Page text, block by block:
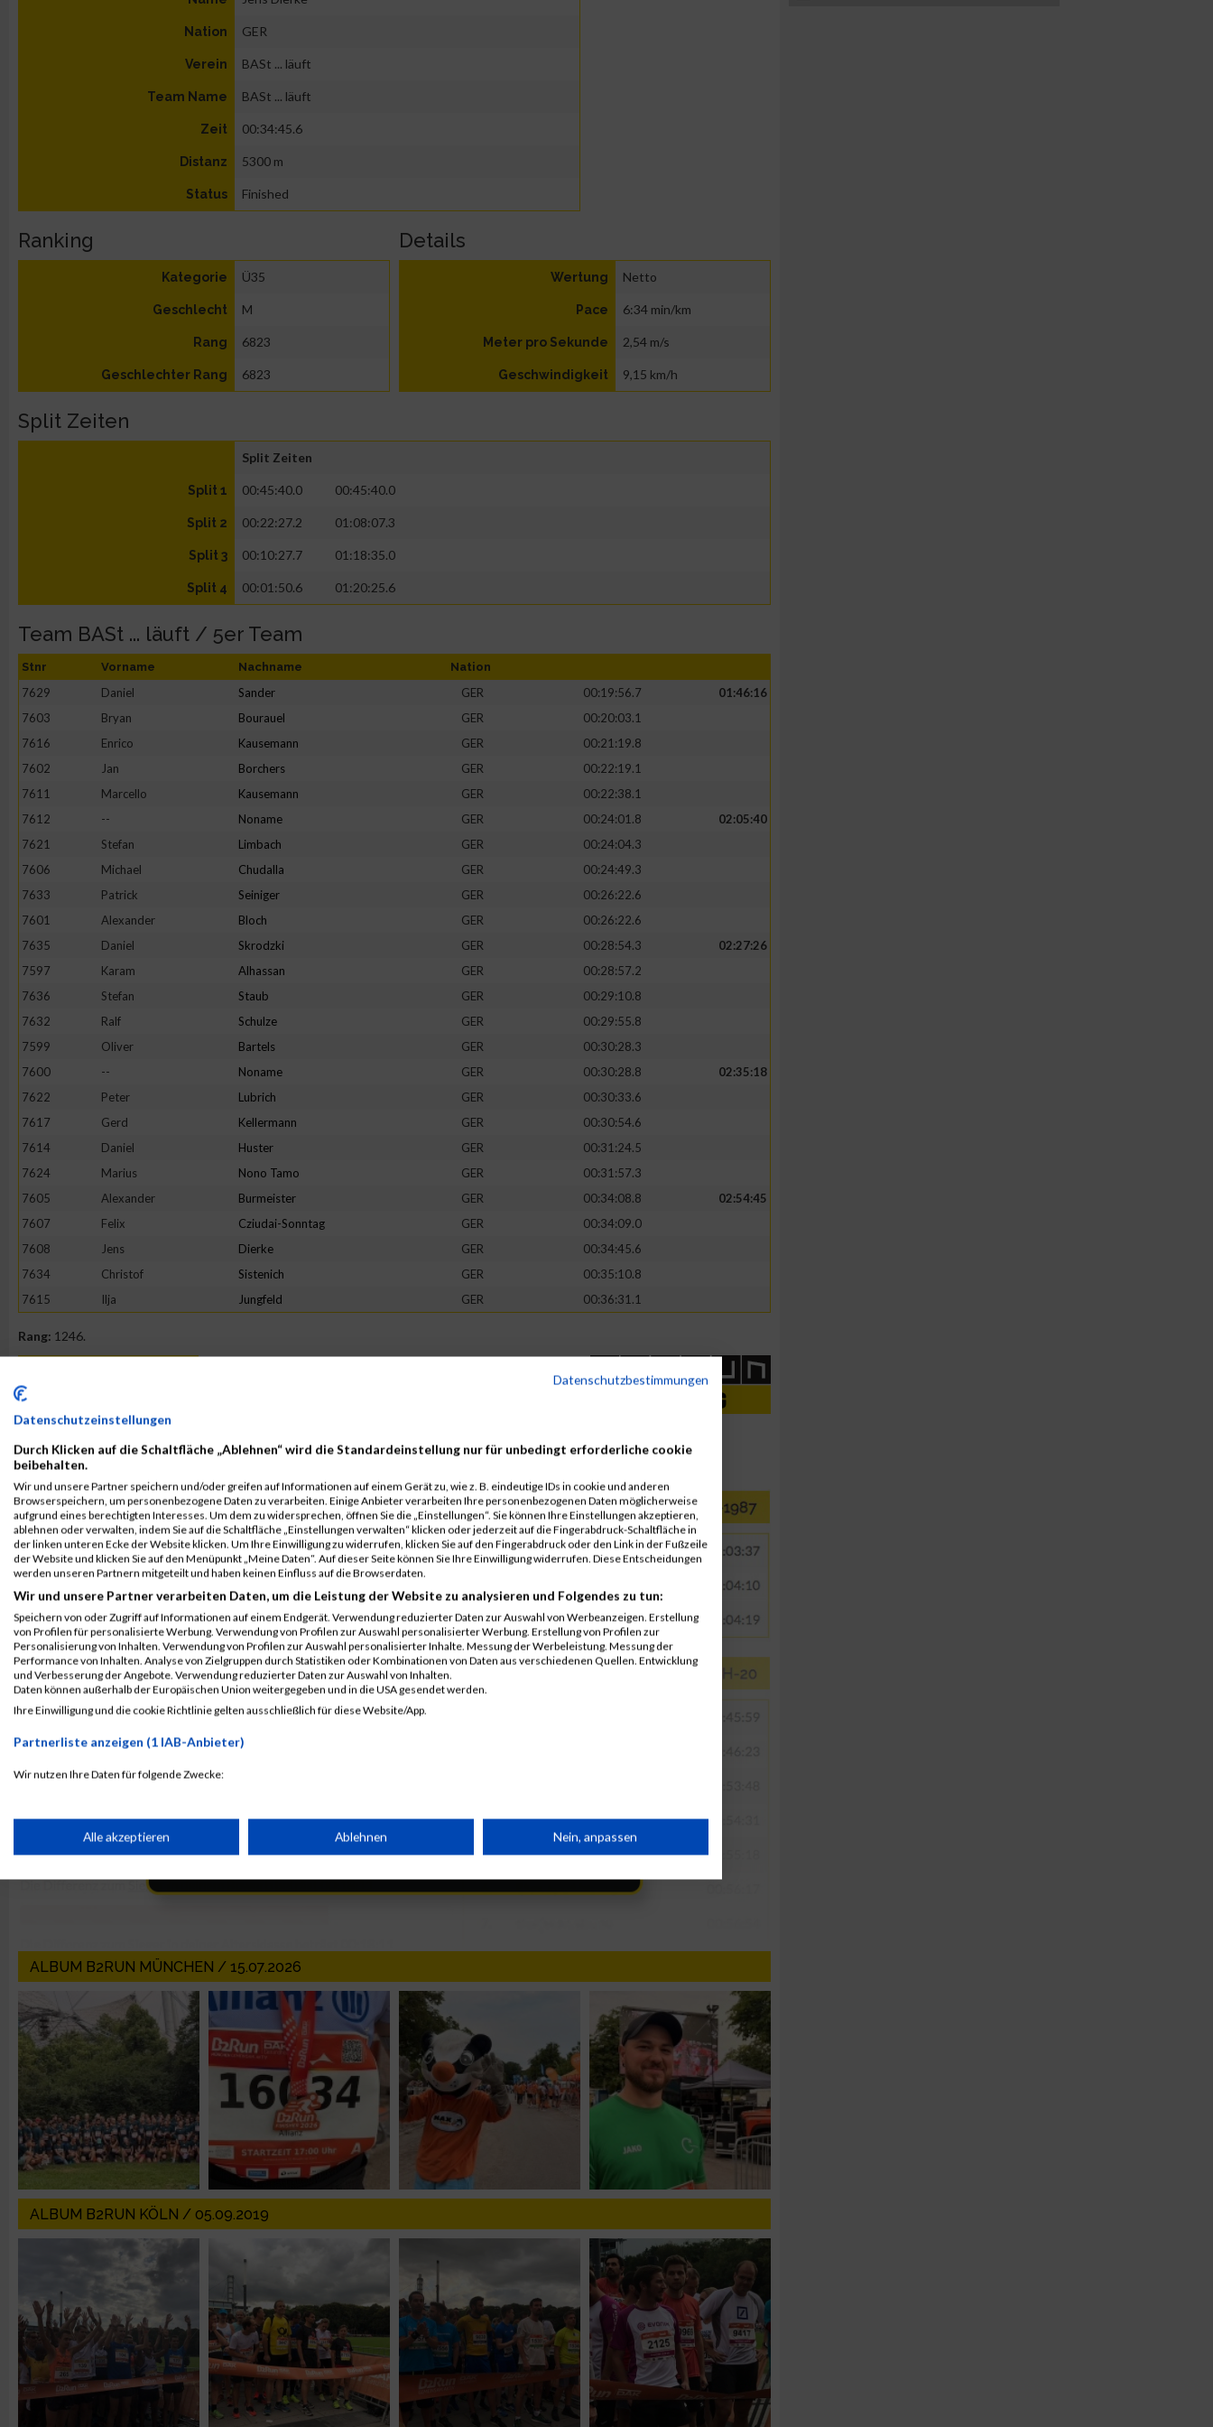
Nation GER
Verein BASt ... läuft
Team Name BASt ... läuft
Zeit 00:34:45.6
Distanz 5300 m
Status Finished
Ranking
Kategorie Ü35
Geschlecht M
Rang 6823
Geschlechter Rang 6823
Details
Wertung Netto
Pace 6:34 min/km
Meter pro Sekunde 2,54 m/s
Geschwindigkeit 9,15 km/h
Split Zeiten
Split Zeiten
Split 1 00:45:40.0 00:45:40.0
Split 2 00:22:27.2 01:08:07.3
Split 3 00:10:27.7 01:18:35.0
Split 4 00:01:50.6 01:20:25.6
Team BASt ... läuft / 5er Team
Stnr Vorname Nachname Nation
7629 Daniel Sander GER 00:19:56.7
01:46:16
7603
Bryan Bourauel GER
00:20:03.1
7616
Enrico Kausemann GER
00:21:19.8
7602
Jan Borchers GER
00:22:19.1
7611
Marcello Kausemann GER
00:22:38.1
7612
-- Noname GER 00:24:01.8
02:05:40
7621
Stefan Limbach GER
00:24:04.3
7606
Michael Chudalla GER
00:24:49.3
7633
Patrick Seiniger GER
00:26:22.6
7601
Alexander Bloch GER
00:26:22.6
7635
Daniel Skrodzki GER 00:28:54.3
02:27:26
7597
Karam Alhassan GER
00:28:57.2
7636
Stefan Staub GER
00:29:10.8
7632
Ralf Schulze GER
00:29:55.8
7599
Oliver Bartels GER
00:30:28.3
7600
-- Noname GER 00:30:28.8
02:35:18
7622
Peter Lubrich GER
00:30:33.6
7617
Gerd Kellermann GER
00:30:54.6
7614
Daniel Huster GER
00:31:24.5
7624
Marius Nono Tamo GER
00:31:57.3
7605
Alexander Burmeister GER 00:34:08.8
02:54:45
7607
Felix Cziudai-Sonntag GER
00:34:09.0
7608
Jens Dierke GER
00:34:45.6
7634
Christof Sistenich GER
00:35:10.8
7615
Ilja Jungfeld GER 00:36:31.1
Rang: 1246.
Jens Dierke
ALBUM B2RUN MÜNCHEN / 15.07.2026
ALBUM B2RUN KÖLN / 05.09.2019
Datenschutzbestimmungen
Datenschutzeinstellungen
Durch Klicken auf die Schaltfläche „Ablehnen“ wird die Standardeinstellung nur für unbedingt erforderliche cookie
beibehalten.
Wir und unsere Partner speichern und/oder greifen auf Informationen auf einem Gerät zu, wie z. B. eindeutige IDs in cookie und anderen
Browserspeichern, um personenbezogene Daten zu verarbeiten. Einige Anbieter verarbeiten Ihre personenbezogenen Daten möglicherweise
aufgrund eines berechtigten Interesses. Um dem zu widersprechen, öffnen Sie die „Einstellungen“. Sie können Ihre Einstellungen akzeptieren,
ablehnen oder verwalten, indem Sie auf die Schaltfläche „Einstellungen verwalten“ klicken oder jederzeit auf die Fingerabdruck-Schaltfläche in
der linken unteren Ecke der Website klicken. Um Ihre Einwilligung zu widerrufen, klicken Sie auf den Fingerabdruck oder den Link in der Fußzeile
der Website und klicken Sie auf den Menüpunkt „Meine Daten“. Auf dieser Seite können Sie Ihre Einwilligung widerrufen. Diese Entscheidungen
werden unseren Partnern mitgeteilt und haben keinen Einfluss auf die Browserdaten.
Wir und unsere Partner verarbeiten Daten, um die Leistung der Website zu analysieren und Folgendes zu tun:
Speichern von oder Zugriff auf Informationen auf einem Endgerät. Verwendung reduzierter Daten zur Auswahl von Werbeanzeigen. Erstellung
von Profilen für personalisierte Werbung. Verwendung von Profilen zur Auswahl personalisierter Werbung. Erstellung von Profilen zur
Personalisierung von Inhalten. Verwendung von Profilen zur Auswahl personalisierter Inhalte. Messung der Werbeleistung. Messung der
Performance von Inhalten. Analyse von Zielgruppen durch Statistiken oder Kombinationen von Daten aus verschiedenen Quellen. Entwicklung
und Verbesserung der Angebote. Verwendung reduzierter Daten zur Auswahl von Inhalten.
Daten können außerhalb der Europäischen Union weitergegeben und in die USA gesendet werden.
Ihre Einwilligung und die cookie Richtlinie gelten ausschließlich für diese Website/App.
Partnerliste anzeigen (1 IAB-Anbieter)
Wir nutzen Ihre Daten für folgende Zwecke:
Speichern von oder Zugriff auf Informationen auf einem Endgerät
Verwendung reduzierter Daten zur Auswahl von Werbeanzeigen
Verwendung von Profilen zur Auswahl personalisierter Werbung
Erstellung von Profilen zur Personalisierung von Inhalten
Verwendung von Profilen zur Auswahl personalisierter Inhalte
Messung der Werbeleistung
Messung der Performance von Inhalten
Analyse von Zielgruppen durch Statistiken oder Kombinationen von Daten aus
verschiedenen Quellen
Entwicklung und Verbesserung der Angebote
Verwendung reduzierter Daten zur Auswahl von Inhalten
Alle akzeptieren Ablehnen Nein, anpassen